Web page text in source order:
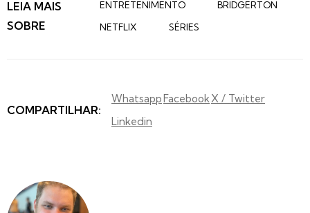
LEIA MAIS
SOBRE
ENTRETENIMENTO
BRIDGERTON
NETFLIX
SÉRIES
COMPARTILHAR:
Whatsapp FacebookX / Twitter
Linkedin